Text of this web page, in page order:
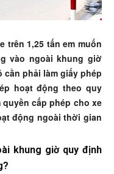
trên 1,25 tấn em muốn
vào ngoài khung giờ
phải làm giấy phép
hoạt động theo quy
cấp phép cho xe
động ngoài thời gian
khung giờ quy định